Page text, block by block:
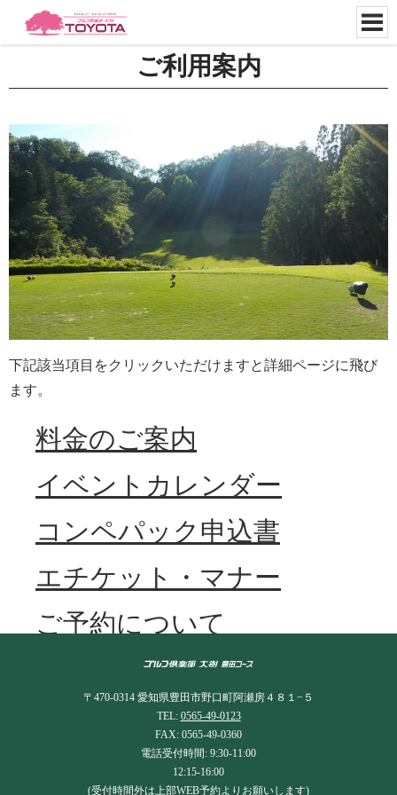
ご利用案内
下記該当項目をクリックいただけますと詳細ページに飛び
ます。
料金のご案内
イベントカレンダー
コンペパック申込書
エチケット・マナー
ご予約について
〒470-0314 愛知県豊田市野口町阿瀬房４８１−５
TEL: 0565-49-0123
FAX: 0565-49-0360
電話受付時間: 9:30-11:00
12:15-16:00
(受付時間外は上部WEB予約よりお願いします)